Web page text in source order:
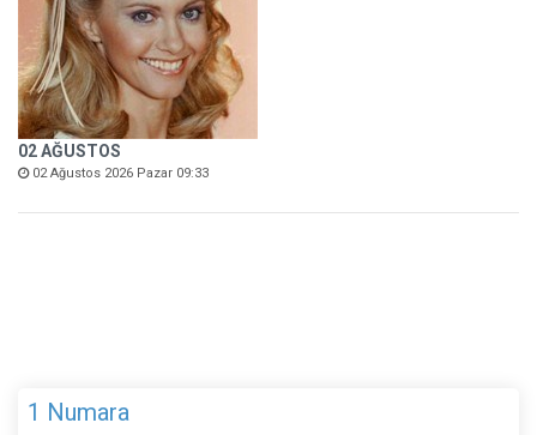
02 AĞUSTOS
02 Ağustos 2026 Pazar 09:33
1 Numara